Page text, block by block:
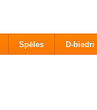
Spēles D-biedri